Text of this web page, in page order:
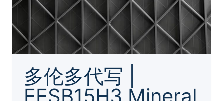
多伦多代写 |
EESB15H3 Mineral